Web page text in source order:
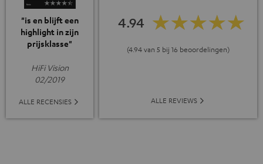
"is en blijft een
highlight in zijn
prijsklasse"
HiFi Vision
02/2019
ALLE RECENSIES
4.94
(4.94 van 5 bij 16 beoordelingen)
ALLE REVIEWS